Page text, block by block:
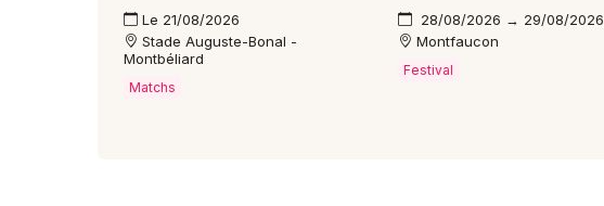
Le 21/08/2026
Stade Auguste-Bonal -
Montbéliard
Matchs
28/08/2026 → 29/08/2026
Montfaucon
Festival